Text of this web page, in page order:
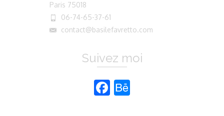
Paris 75018
06-74-65-37-61
contact@basilefavretto.com
Suivez moi
Facebook